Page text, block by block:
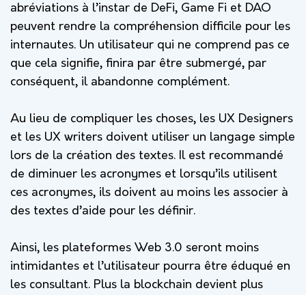
abréviations à l’instar de DeFi, Game Fi et DAO
peuvent rendre la compréhension difficile pour les
internautes. Un utilisateur qui ne comprend pas ce
que cela signifie, finira par être submergé, par
conséquent, il abandonne complément.
Au lieu de compliquer les choses, les UX Designers
et les UX writers doivent utiliser un langage simple
lors de la création des textes. Il est recommandé
de diminuer les acronymes et lorsqu’ils utilisent
ces acronymes, ils doivent au moins les associer à
des textes d’aide pour les définir.
Ainsi, les plateformes Web 3.0 seront moins
intimidantes et l’utilisateur pourra être éduqué en
les consultant. Plus la blockchain devient plus